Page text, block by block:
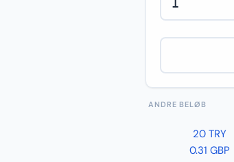
ANDRE BELØB
20 TRY
0.31 GBP